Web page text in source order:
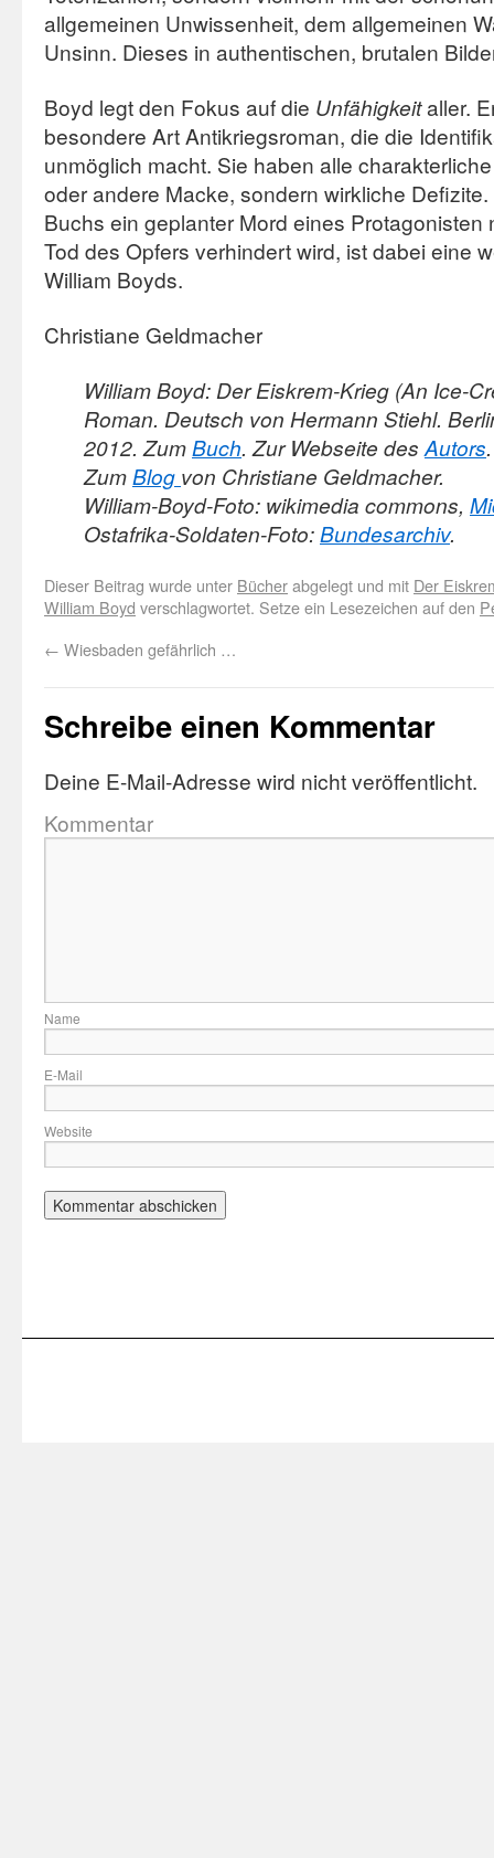
allgemeinen Unwissenheit, dem allgemeinen
Unsinn. Dieses in authentischen, brutalen
Boyd legt den Fokus auf die Unfähigkeitaller.
besondere Art Antikriegsroman, die die
unmöglich macht. Sie haben alle
oder andere Macke, sondern wirkliche
Buchs ein geplanter Mord eines
Tod des Opfers verhindert wird, ist dabei eine
William Boyds.
Christiane Geldmacher
William Boyd: Der Eiskrem-Krieg (An Ice-
Roman. Deutsch von Hermann Stiehl.
2012. ZumBuch. Zur Webseite des Autors
ZumBlog von Christiane Geldmacher.
William-Boyd-Foto: wikimedia commons,
Ostafrika-Soldaten-Foto:Bundesarchiv.
Dieser Beitrag wurde unter Bücherabgelegt und mit Der
William Boyd verschlagwortet. Setze ein Lesezeichen auf den
← Wiesbaden gefährlich …
Schreibe einen Kommentar
Deine E-Mail-Adresse wird nicht veröffentlicht.
Kommentar
Name
E-Mail
Website